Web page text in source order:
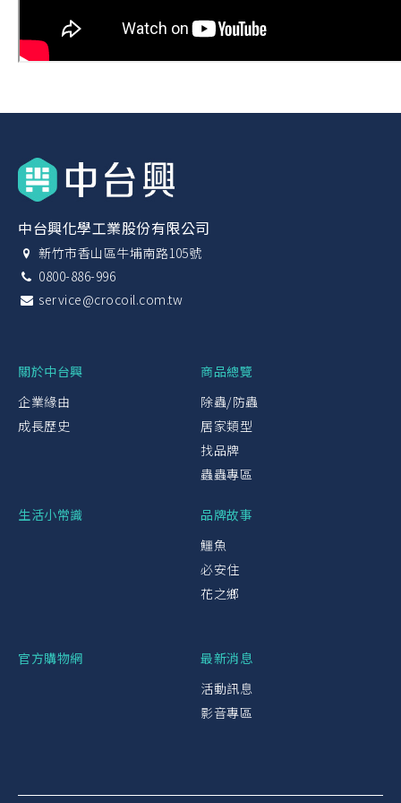
中台興化學工業股份有限公司
新竹市香山區牛埔南路105號
0800-886-996
service@crocoil.com.tw
關於中台興
企業緣由
成長歷史
商品總覽
除蟲/防蟲
居家類型
找品牌
蟲蟲專區
生活小常識
品牌故事
鱷魚
必安住
花之鄉
官方購物網
最新消息
活動訊息
影音專區